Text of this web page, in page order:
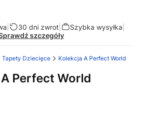
30 dni zwrot| Szybka wysyłka
szczegóły
Tapety Dziecięce Kolekcja A Perfect World
Perfect World